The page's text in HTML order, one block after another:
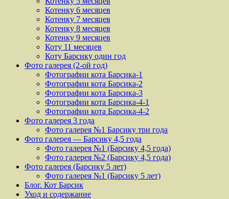
Котенку 6 месяцев
Котенку 7 месяцев
Котенку 8 месяцев
Котенку 9 месяцев
Коту 11 месяцев
Коту Барсику один год
Фото галерея (2-ой год)
Фотографии кота Барсика-1
Фотографии кота Барсика-2
Фотографии кота Барсика-3
Фотографии кота Барсика-4-1
Фотографии кота Барсика-4-2
Фото галерея 3 года
Фото галерея №1 Барсику три года
Фото галерея — Барсику 4,5 года
Фото галерея №1 (Барсику 4,5 года)
Фото галерея №2 (Барсику 4,5 года)
Фото галерея (Барсику 5 лет)
Фото галерея №1 (Барсику 5 лет)
Блог. Кот Барсик
Уход и содержание